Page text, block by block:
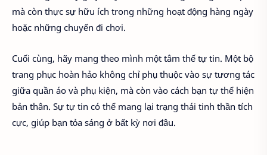
mà còn thực sự hữu ích trong những hoạt động hàng ngày
hoặc những chuyến đi chơi.
Cuối cùng, hãy mang theo mình một tâm thế tự tin. Một bộ
trang phục hoàn hảo không chỉ phụ thuộc vào sự tương tác
giữa quần áo và phụ kiện, mà còn vào cách bạn tự thể hiện
bản thân. Sự tự tin có thể mang lại trạng thái tinh thần tích
cực, giúp bạn tỏa sáng ở bất kỳ nơi đâu.